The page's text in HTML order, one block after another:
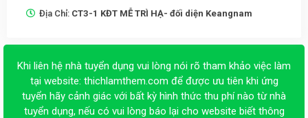
Địa Chỉ: CT3-1 KĐT MỄ TRÌ HẠ- đối diện Keangnam
Khi liên hệ nhà tuyển dụng vui lòng nói rõ tham khảo việc làm
tại website: thichlamthem.com để được ưu tiên khi ứng
tuyển hãy cảnh giác với bất kỳ hình thức thu phí nào từ nhà
tuyển dụng, nếu có vui lòng báo lại cho website biết thông